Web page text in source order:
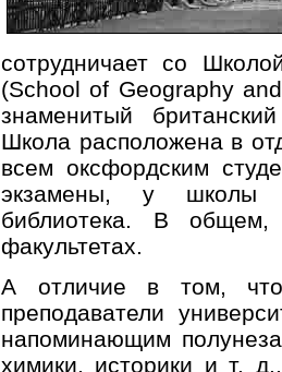
сотрудничает со
(School of Geography
знаменитый
Школа расположена в
всем оксфордским
экзамены, у школы
библиотека. В
факультетах.
А отличие в том,
преподаватели
напоминающим
химики, историки и т.